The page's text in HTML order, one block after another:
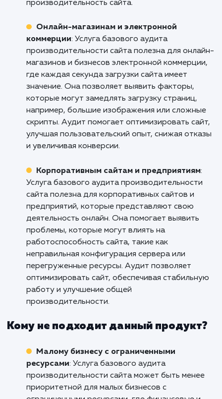
пути к успеху вашего бизнеса. Доверьте
профессионалам.
Кому подходит данный продукт?
Веб-разработчикам и агентствам
базового аудита производительности сайта
полезна для веб-разработчиков и агентств,
которые отвечают за создание и
веб-проектов. Она позволяет выявить
проблемы, которые могут влиять на
загрузка страниц, неправильная
ресурсов или недостаточная
масштабируемость. Аудит помогает
узкие места и рекомендовать улучшения,
которые могут повысить скорость и
производительность сайта.
Онлайн-магазинам и электронной
коммерции : Услуга базового аудита
производительности сайта полезна для
где каждая секунда загрузки сайта имеет
которые могут замедлять загрузку страниц,
например, большие изображения или
скрипты. Аудит помогает оптимизировать
улучшая пользовательский опыт, снижая